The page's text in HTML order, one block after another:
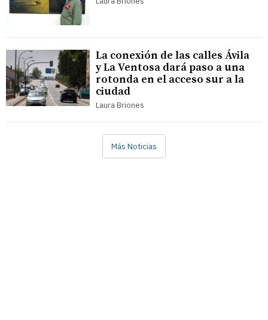
La conexión de las calles Ávila
y La Ventosa dará paso a una
rotonda en el acceso sur a la
ciudad
Laura Briones
Más Noticias